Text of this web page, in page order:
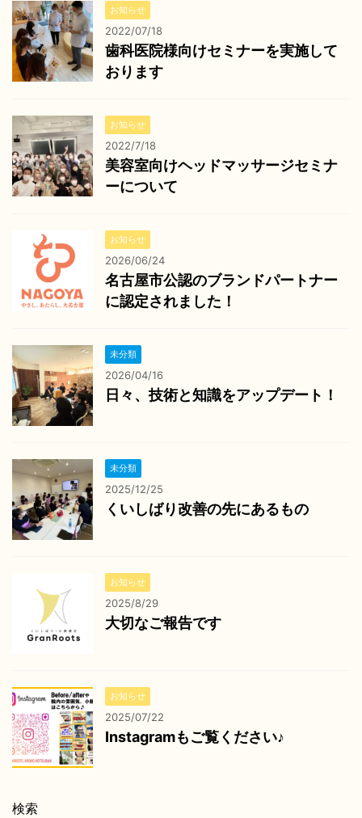
お知らせ
2022/07/18
歯科医院様向けセミナーを実施して
おります
お知らせ
2022/7/18
美容室向けヘッドマッサージセミナ
ーについて
お知らせ
2026/06/24
名古屋市公認のブランドパートナー
に認定されました！
未分類
2026/04/16
日々、技術と知識をアップデート！
未分類
2025/12/25
くいしばり改善の先にあるもの
お知らせ
2025/8/29
大切なご報告です
お知らせ
2025/07/22
Instagramもご覧ください♪
検索